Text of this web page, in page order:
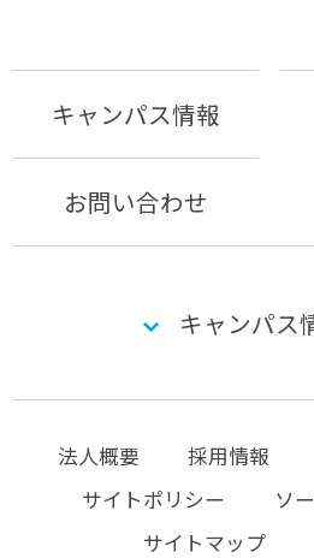
キャンパス情報
お問い合わせ
キャンパス
法人概要 採用情報
サイトポリシー
ソ
サイトマップ